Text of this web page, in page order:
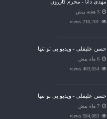
مهدی دانا - محرم کازرون
3 هفته پیش
210,701 views
حسن علیقلی - ویدیو بی تو تنها
6 ماه پیش
403,054 views
حسن علیقلی - ویدیو بی تو تنها
7 ماه پیش
584,083 views